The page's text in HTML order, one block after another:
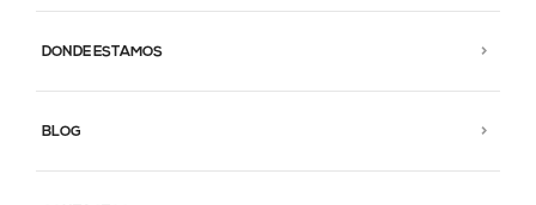
DONDE ESTAMOS
BLOG